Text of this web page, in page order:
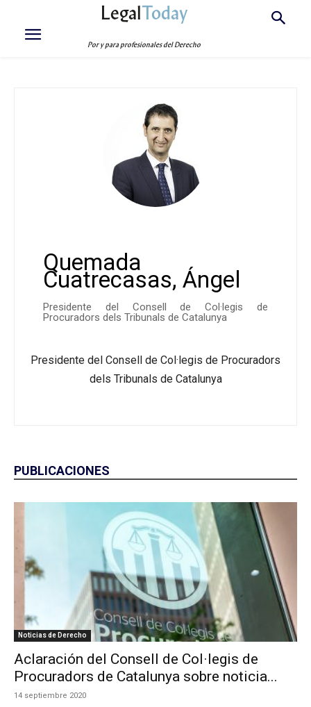
LegalToday
Por y para profesionales del Derecho
Quemada
Cuatrecasas, Ángel
Presidente del Consell de Col·legis de
Procuradors dels Tribunals de Catalunya
Presidente del Consell de Col·legis de Procuradors
dels Tribunals de Catalunya
PUBLICACIONES
Noticias de Derecho
Aclaración del Consell de Col·legis de
Procuradors de Catalunya sobre noticia...
14 septiembre 2020